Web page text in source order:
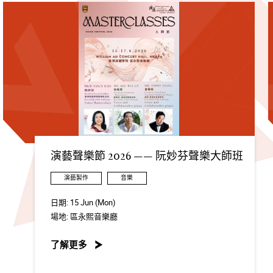
演藝聲樂節 2026 —— 阮妙芬聲樂大師班
演藝製作 音樂
日期: 15 Jun (Mon)
場地:區永熙音樂廳
了解更多